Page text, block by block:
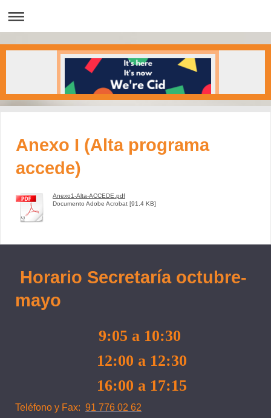
Anexo I (Alta programa
accede)
Anexo1-Alta-ACCEDE.pdf
Documento Adobe Acrobat [91.4 KB]
Horario Secretaría octubre-
mayo
9:05 a 10:30
12:00 a 12:30
16:00 a 17:15
Teléfono y Fax: 91 776 02 62